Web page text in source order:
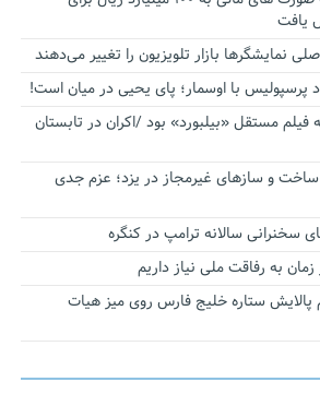
یافت
نمایشگرها بازار تلویزیون را تغییر می‌دهند
پرسپولیس با اوسمار؛ پای یحیی در میان است!
فیلم مستقل «بیلبورد» بود /اکران در تابستان
ساخت‌ و سازهای غیرمجاز در یزد؛ عزم جدی
سالانه ترامپ در کنگره
به رفاقت ملی نیاز داریم
سهام پالایش ستاره خلیج فارس روی میز هیات